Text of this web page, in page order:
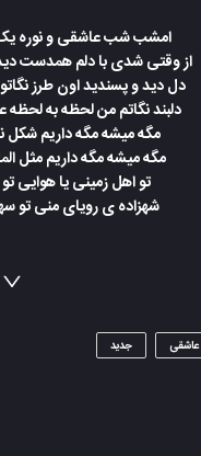
امشب شب عاشقی و نوره
از وقتی شدی با دلم همدست
دل دید و پسندید اون طرز
دلبند نگاتم من لحظه به
مگه میشه مگه داریم
مگه میشه مگه داریم مثل
تو اهل زمینی یا هوایی
شهزاده ی رویای منی تو
عاشقی جدید